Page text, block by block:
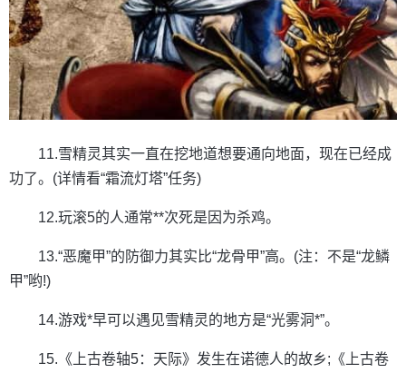
11.雪精灵其实一直在挖地道想要通向地面，现在已经成
功了。(详情看“霜流灯塔”任务)
12.玩滚5的人通常**次死是因为杀鸡。
13.“恶魔甲”的防御力其实比“龙骨甲”高。(注：不是“龙鳞
甲”哟!)
14.游戏*早可以遇见雪精灵的地方是“光雾洞*”。
15.《上古卷轴5：天际》发生在诺德人的故乡;《上古卷